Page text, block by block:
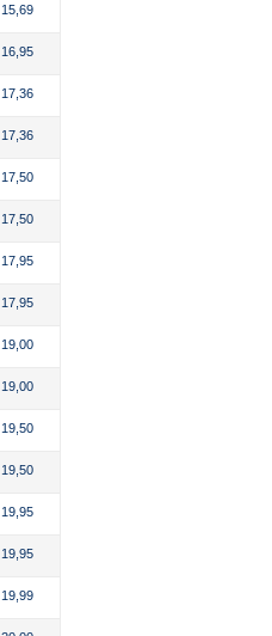
15,69
16,95
17,36
17,36
17,50
17,50
17,95
17,95
19,00
19,00
19,50
19,50
19,95
19,95
19,99